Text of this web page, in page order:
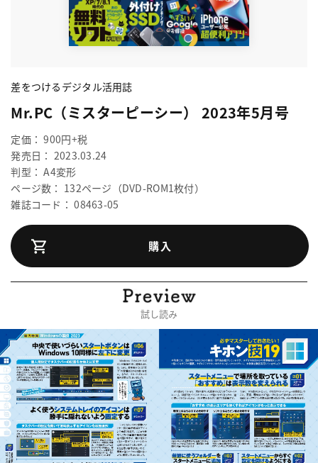
差をつけるデジタル活用誌
Mr.PC（ミスターピーシー） 2023年5月号
定価： 900円+税
発売日： 2023.03.24
判型： A4変形
ページ数： 132ページ（DVD-ROM1枚付）
雑誌コード： 08463-05
購入
試し読み